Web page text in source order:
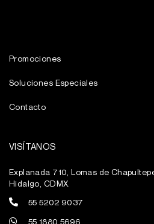
Promociones
Soluciones Especiales
Contacto
VISÍTANOS
Explanada 710, Lomas de
Hidalgo, CDMX.
55 5202 9037
55 1880 5696